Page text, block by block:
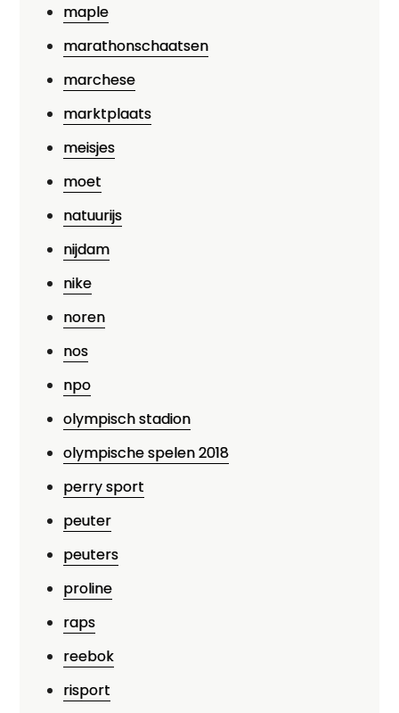
maple
marathonschaatsen
marchese
marktplaats
meisjes
moet
natuurijs
nijdam
nike
noren
nos
npo
olympisch stadion
olympische spelen 2018
perry sport
peuter
peuters
proline
raps
reebok
risport